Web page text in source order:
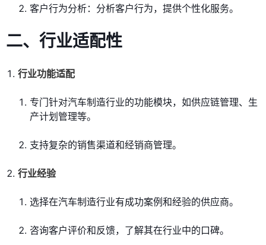
客户行为分析：分析客户行为，提供个性化服务。
二、行业适配性
行业功能适配
专门针对汽车制造行业的功能模块，如供应链管理、生
产计划管理等。
支持复杂的销售渠道和经销商管理。
行业经验
选择在汽车制造行业有成功案例和经验的供应商。
咨询客户评价和反馈，了解其在行业中的口碑。